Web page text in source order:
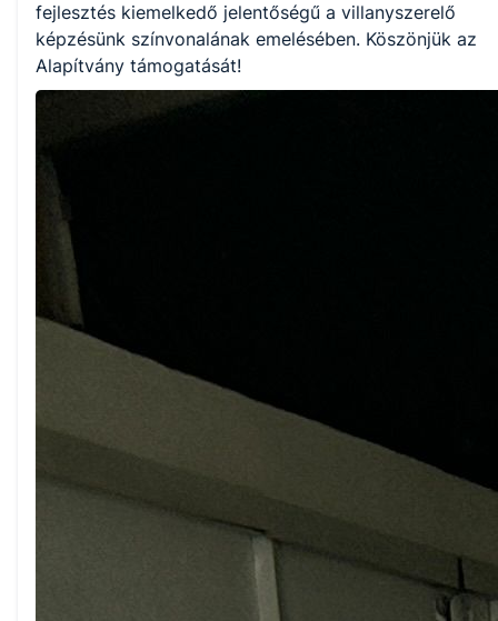
fejlesztés kiemelkedő jelentőségű a villanyszerelő
képzésünk színvonalának emelésében. Köszönjük az
Alapítvány támogatását!